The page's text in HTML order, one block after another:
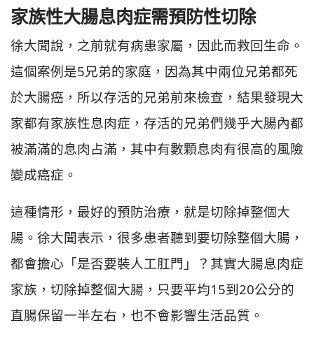
家族性大腸息肉症需預防性切除
徐大聞說，之前就有病患家屬，因此而救回生命。
這個案例是5兄弟的家庭，因為其中兩位兄弟都死
於大腸癌，所以存活的兄弟前來檢查，結果發現大
家都有家族性息肉症，存活的兄弟們幾乎大腸內都
被滿滿的息肉占滿，其中有數顆息肉有很高的風險
變成癌症。
這種情形，最好的預防治療，就是切除掉整個大
腸。徐大聞表示，很多患者聽到要切除整個大腸，
都會擔心「是否要裝人工肛門」？其實大腸息肉症
家族，切除掉整個大腸，只要平均15到20公分的
直腸保留一半左右，也不會影響生活品質。